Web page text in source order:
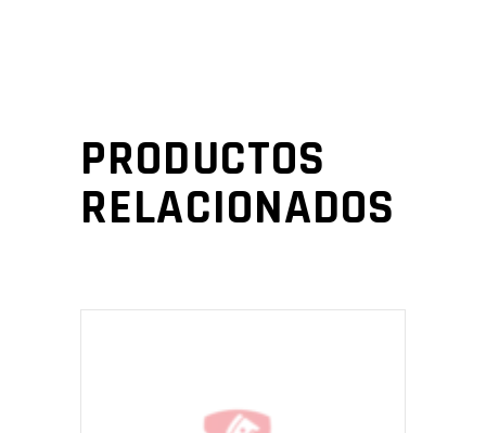
PRODUCTOS
RELACIONADOS